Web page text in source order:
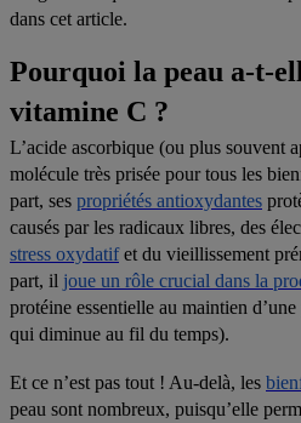
dans cet article.
Pourquoi la peau a-t-
vitamine C ?
L’acide ascorbique (ou plus souvent
molécule très prisée pour tous les
part, ses propriétés antioxydantes
causés par les radicaux libres, des
stress oxydatifet du vieillissement
part, il joue un rôle crucial dans la
protéine essentielle au maintien
qui diminue au fil du temps).
Et ce n’est pas tout ! Au-delà, les
peau sont nombreux, puisqu’elle